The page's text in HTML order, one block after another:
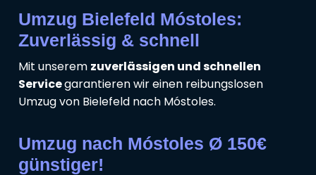
Umzug Bielefeld Móstoles:
Zuverlässig & schnell
Mit unserem zuverlässigen und schnellen
Servicegarantieren wir einen reibungslosen
Umzug von Bielefeld nach Móstoles.
Umzug nach Móstoles Ø 150€
günstiger!